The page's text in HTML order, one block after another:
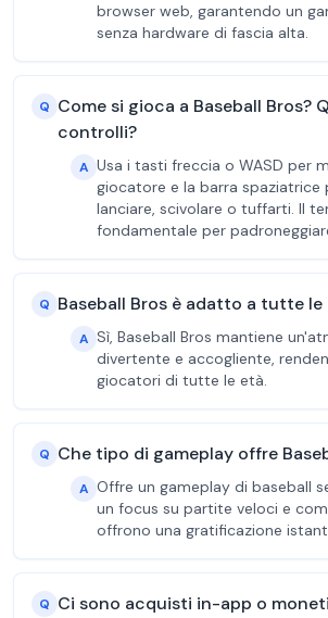
browser web, garantendo un
senza hardware di fascia alta.
Q Come si gioca a Baseball Bros?
controlli?
A Usa i tasti freccia o WASD per
giocatore e la barra spaziatrice
lanciare, scivolare o tuffarti. Il
fondamentale per
Q Baseball Bros è adatto a tutte le
A Sì, Baseball Bros mantiene
divertente e accogliente,
giocatori di tutte le età.
Q Che tipo di gameplay offre
A Offre un gameplay di baseball
un focus su partite veloci e
offrono una gratificazione
Q Ci sono acquisti in-app o